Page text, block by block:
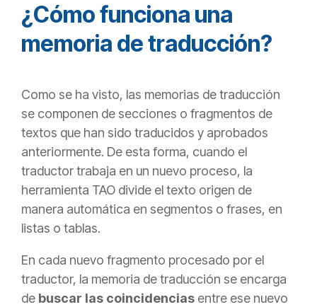
¿Cómo funciona una
memoria de traducción?
Como se ha visto, las memorias de traducción
se componen de secciones o fragmentos de
textos que han sido traducidos y aprobados
anteriormente. De esta forma, cuando el
traductor trabaja en un nuevo proceso, la
herramienta TAO divide el texto origen de
manera automática en segmentos o frases, en
listas o tablas.
En cada nuevo fragmento procesado por el
traductor, la memoria de traducción se encarga
de buscar las coincidencias entre ese nuevo